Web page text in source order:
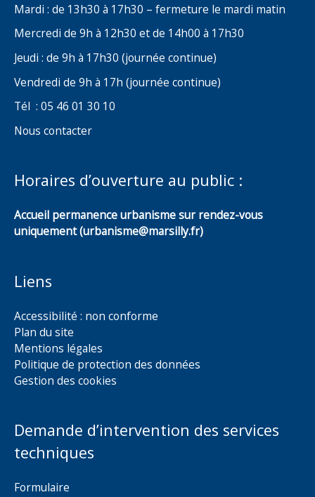
Mardi : de 13h30 à 17h30 – fermeture le mardi matin
Mercredi de 9h à 12h30 et de 14h00 à 17h30
Jeudi : de 9h à 17h30 (journée continue)
Vendredi de 9h à 17h (journée continue)
Tél : 05 46 01 30 10
Nous contacter
Horaires d’ouverture au public :
Accueil permanence urbanisme sur rendez-vous
uniquement (urbanisme@marsilly.fr)
Liens
Accessibilité : non conforme
Plan du site
Mentions légales
Politique de protection des données
Gestion des cookies
Demande d’intervention des services
techniques
Formulaire